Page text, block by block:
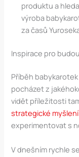
produktu a
výroba
za časů
Inspirace pro
Příběh
pocházet z
vidět příležitosti
strategické
experimentovat s
V dnešním rychle